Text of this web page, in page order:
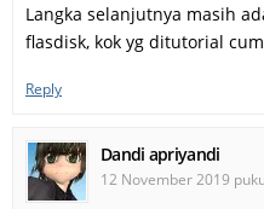
Langka selanjutnya masih
flasdisk, kok yg ditutorial
Reply
Dandi apriyandi
12 November 2019